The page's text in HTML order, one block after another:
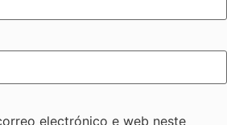
electrónico e web neste